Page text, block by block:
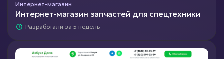
Интернет-магазин
Интернет-магазин запчастей для спецтехники
Разработали за 5 недель